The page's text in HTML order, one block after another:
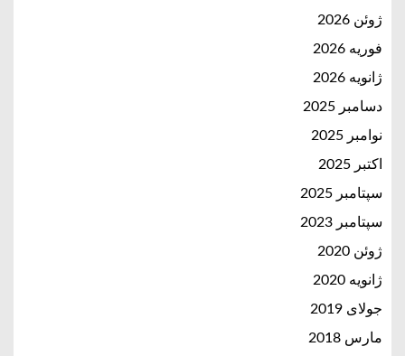
ژوئن 2026
فوریه 2026
ژانویه 2026
دسامبر 2025
نوامبر 2025
اکتبر 2025
سپتامبر 2025
سپتامبر 2023
ژوئن 2020
ژانویه 2020
جولای 2019
مارس 2018